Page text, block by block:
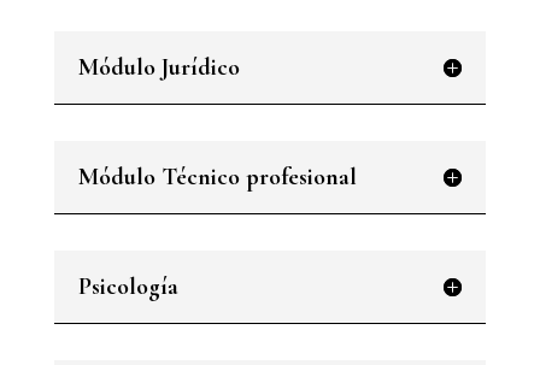
Módulo Jurídico
Módulo Técnico profesional
Psicología